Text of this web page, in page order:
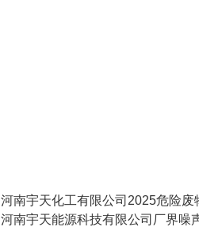
河南宇天化工有限公司2025危险废
河南宇天能源科技有限公司厂界噪